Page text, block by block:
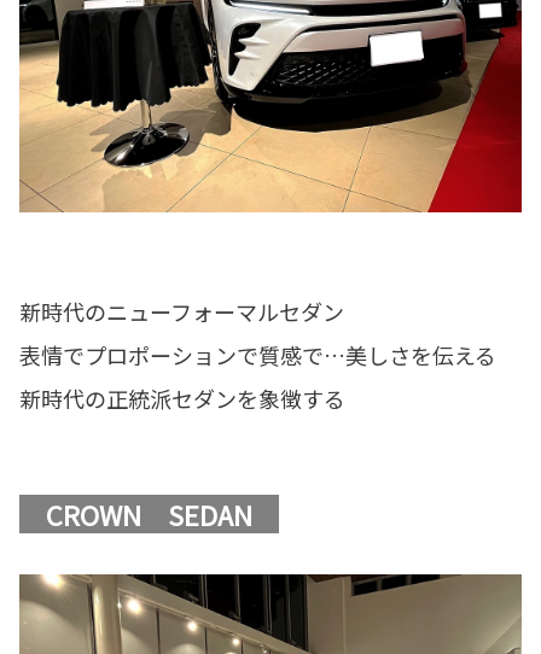
新時代のニューフォーマルセダン
表情でプロポーションで質感で…美しさを伝える
新時代の正統派セダンを象徴する
CROWN SEDAN